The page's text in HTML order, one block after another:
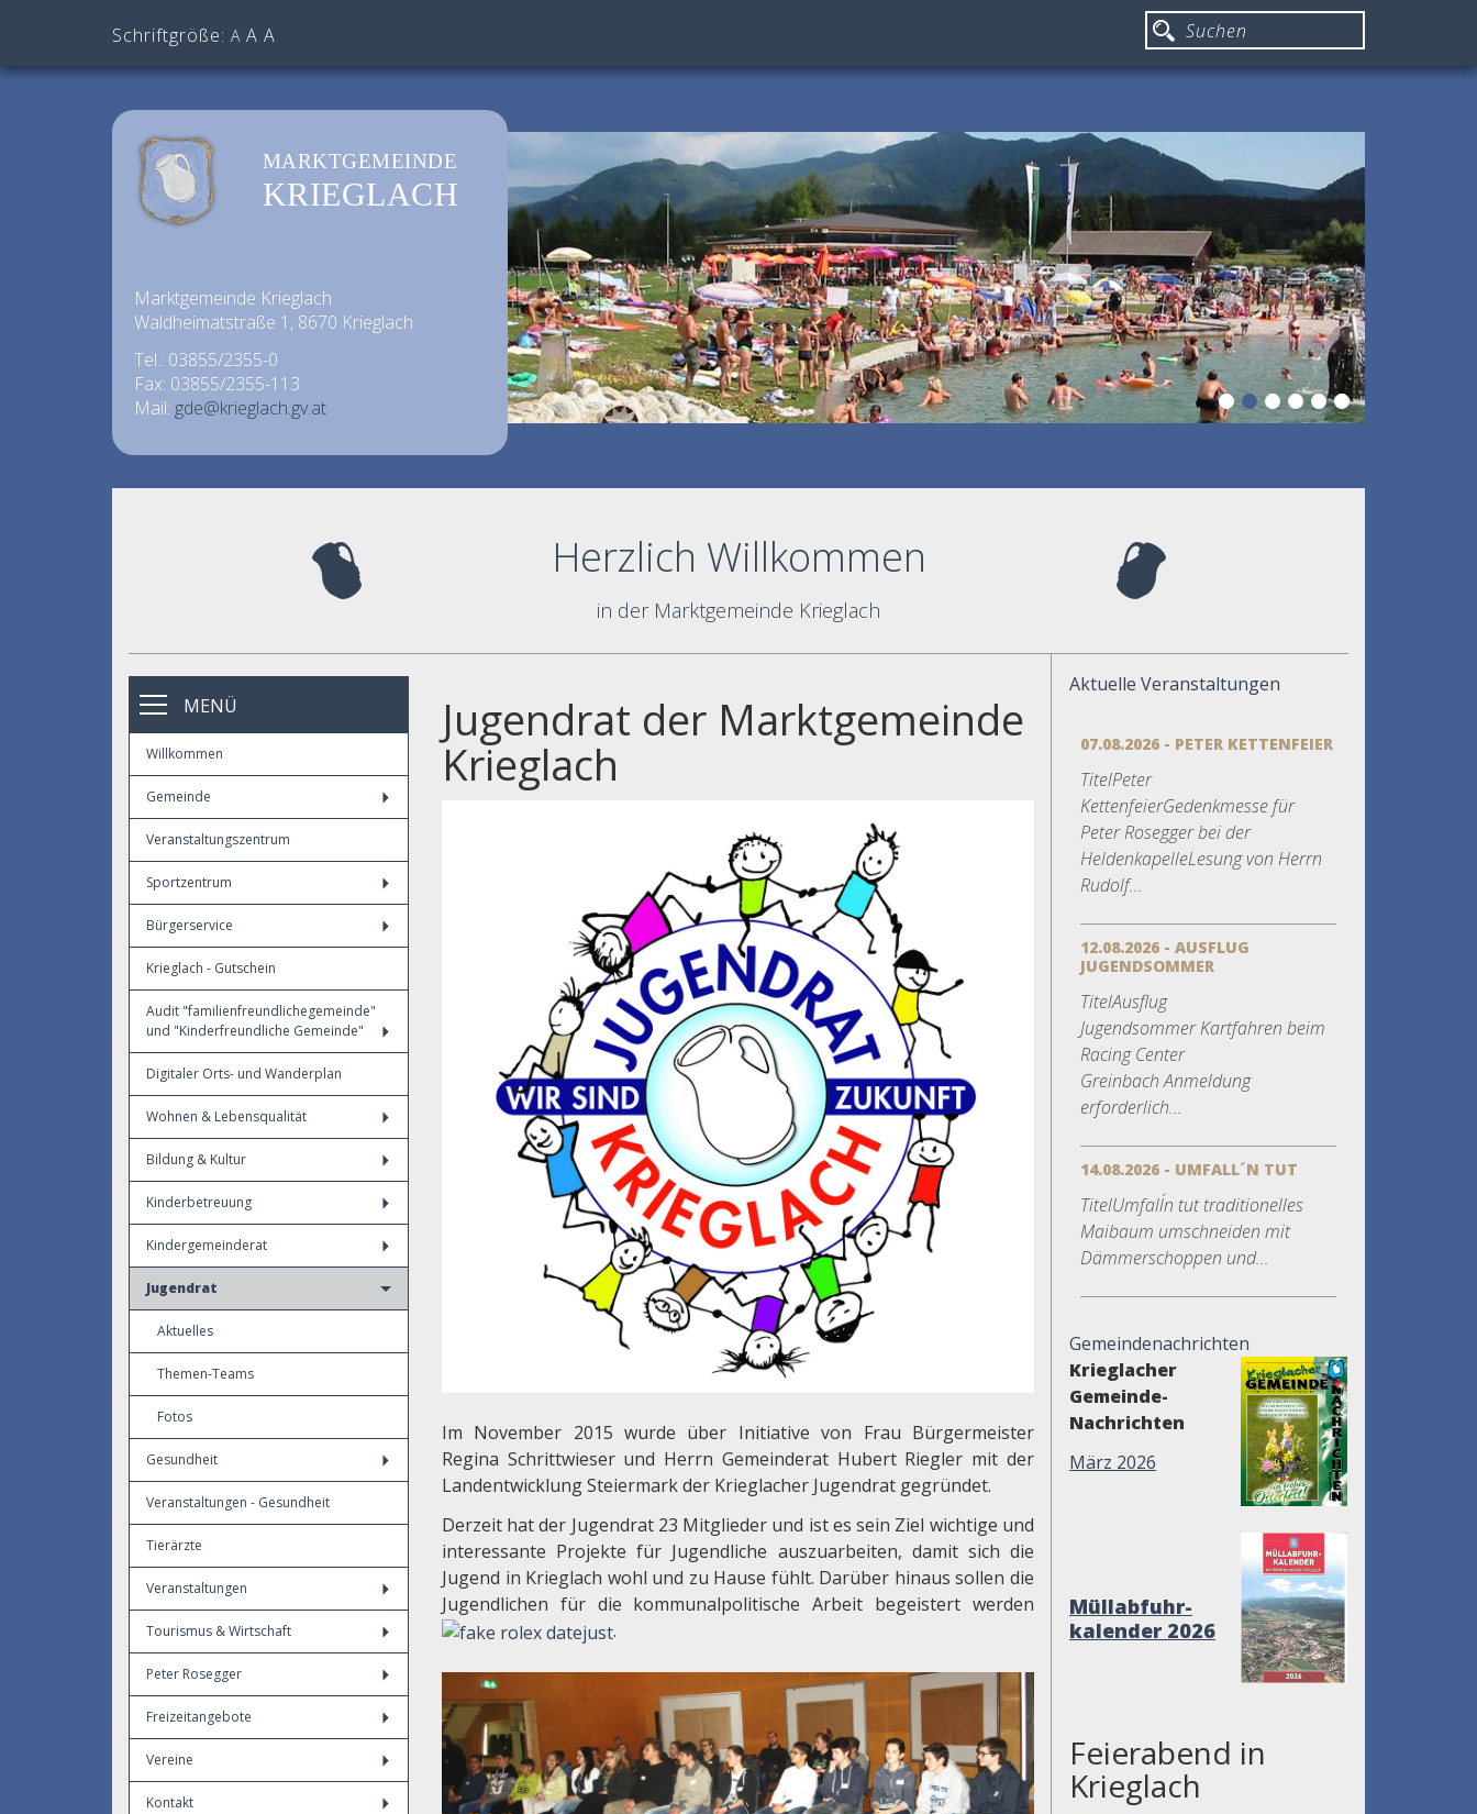
Schriftgröße: A A A
MARKTGEMEINDE
KRIEGLACH
Marktgemeinde Krieglach
Waldheimatstraße 1, 8670 Krieglach
Tel.: 03855/2355-0
Fax: 03855/2355-113
Mail: gde@krieglach.gv.at
Herzlich Willkommen
in der Marktgemeinde Krieglach
MENÜ
Willkommen
Gemeinde
Veranstaltungszentrum
Sportzentrum
Bürgerservice
Krieglach - Gutschein
Audit "familienfreundlichegemeinde"
und "Kinderfreundliche Gemeinde"
Digitaler Orts- und Wanderplan
Wohnen & Lebensqualität
Bildung & Kultur
Kinderbetreuung
Kindergemeinderat
Jugendrat
Aktuelles
Themen-Teams
Fotos
Gesundheit
Veranstaltungen - Gesundheit
Tierärzte
Veranstaltungen
Tourismus & Wirtschaft
Peter Rosegger
Freizeitangebote
Vereine
Kontakt
Jugendrat der Marktgemeinde
Krieglach
Im November 2015 wurde über Initiative von Frau Bürgermeister
Regina Schrittwieser und Herrn Gemeinderat Hubert Riegler mit der
Landentwicklung Steiermark der Krieglacher Jugendrat gegründet.
Derzeit hat der Jugendrat 23 Mitglieder und ist es sein Ziel wichtige und
interessante Projekte für Jugendliche auszuarbeiten, damit sich die
Jugend in Krieglach wohl und zu Hause fühlt. Darüber hinaus sollen die
Jugendlichen für die kommunalpolitische Arbeit begeistert werden
.
Aktuelle Veranstaltungen
07.08.2026 - PETER KETTENFEIER
TitelPeter
KettenfeierGedenkmesse für
Peter Rosegger bei der
HeldenkapelleLesung von Herrn
Rudolf...
12.08.2026 - AUSFLUG
JUGENDSOMMER
TitelAusflug
Jugendsommer Kartfahren beim
Racing Center
Greinbach Anmeldung
erforderlich...
14.08.2026 - UMFALL´N TUT
TitelUmfall´n tut traditionelles
Maibaum umschneiden mit
Dämmerschoppen und...
Gemeindenachrichten
Krieglacher
Gemeinde-
Nachrichten
März 2026
Müllabfuhr-
kalender 2026
Feierabend in
Krieglach